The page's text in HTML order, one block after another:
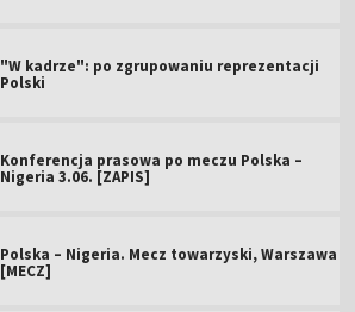
"W kadrze": po zgrupowaniu reprezentacji
Polski
Konferencja prasowa po meczu Polska –
Nigeria 3.06. [ZAPIS]
Polska – Nigeria. Mecz towarzyski, Warszawa
[MECZ]